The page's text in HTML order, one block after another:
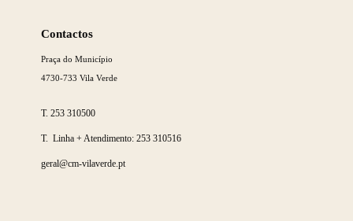
Contactos
Praça do Município
4730-733 Vila Verde
T.253 310500
T. Linha + Atendimento: 253 310516
geral@cm-vilaverde.pt